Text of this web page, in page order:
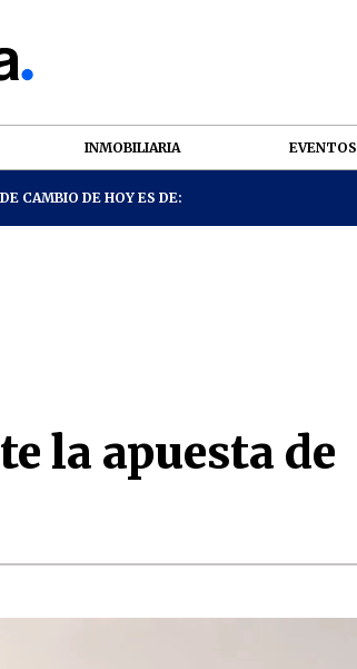
INMOBILIARIA EVENTOS
CAMBIO DE HOY ES DE:
la apuesta de